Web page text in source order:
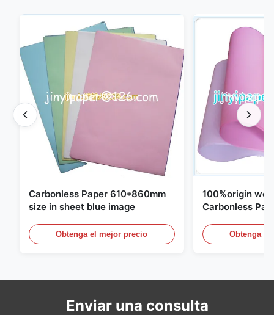
Carbonless Paper 610*860mm
size in sheet blue image
Obtenga el mejor precio
100%origin
Carbonless
Obtenga el
Enviar una consulta